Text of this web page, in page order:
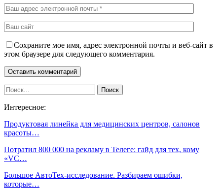
Сохраните мое имя, адрес электронной почты и веб-сайт в
этом браузере для следующего комментария.
Интересное:
Продуктовая линейка для медицинских центров, салонов
красоты…
Потратил 800 000 на рекламу в Телеге: гайд для тех, кому
«VC…
Большое АвтоТех-исследование. Разбираем ошибки,
которые…